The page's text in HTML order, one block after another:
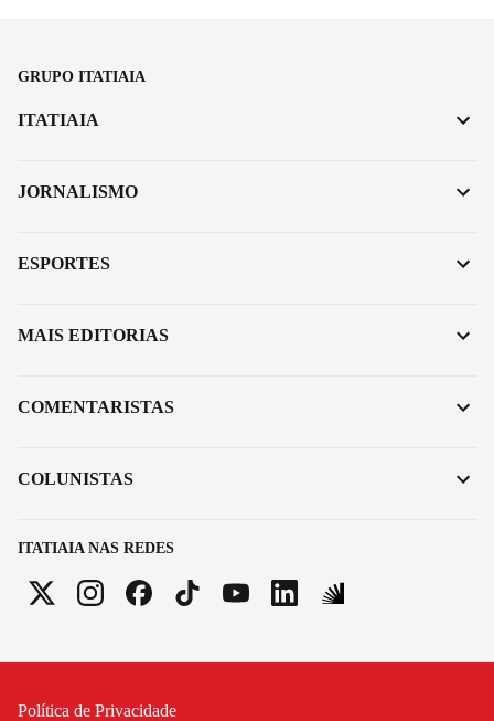
GRUPO ITATIAIA
ITATIAIA NAS REDES
ITATIAIA
JORNALISMO
ESPORTES
MAIS EDITORIAS
COMENTARISTAS
COLUNISTAS
Política de Privacidade